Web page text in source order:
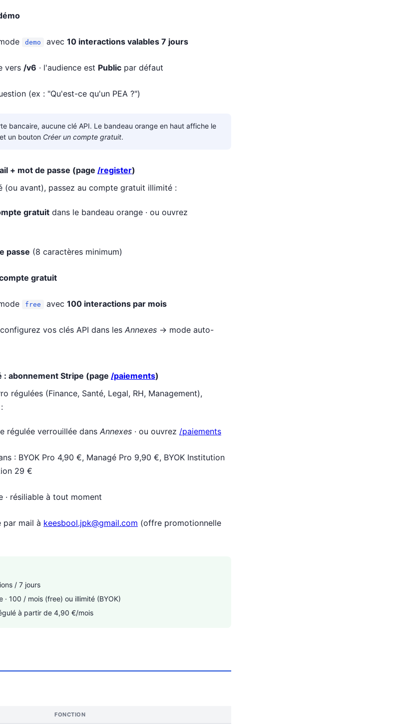
demo avec 10 interactions valables 7 jours
vers /v6 · l'audience est Public par défaut
(ex : "Qu'est-ce qu'un PEA ?")
bancaire, aucune clé API. Le bandeau orange en haut affiche le
un bouton Créer un compte gratuit.
+ mot de passe (page /register)
(ou avant), passez au compte gratuit illimité :
gratuit dans le bandeau orange · ou ouvrez
passe (8 caractères minimum)
gratuit
free avec 100 interactions par mois
vos clés API dans les Annexes → mode auto-
abonnement Stripe (page /paiements)
régulées (Finance, Santé, Legal, RH, Management),
régulée verrouillée dans Annexes · ou ouvrez /paiements
: BYOK Pro 4,90 €, Managé Pro 9,90 €, BYOK Institution
29 €
· résiliable à tout moment
par mail à keesbool.jpk@gmail.com (offre promotionnelle
/ 7 jours
· 100 / mois (free) ou illimité (BYOK)
à partir de 4,90 €/mois
FONCTION